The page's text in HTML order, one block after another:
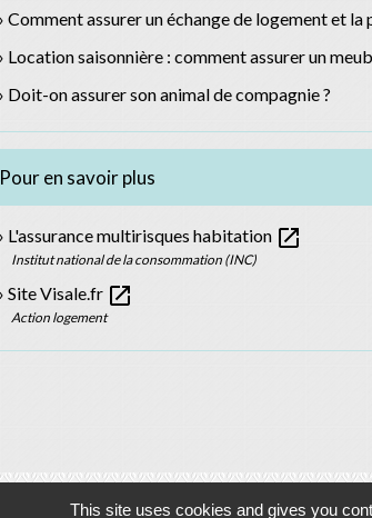
Comment assurer un échange de logement et
Location saisonnière : comment assurer un
Doit-on assurer son animal de compagnie ?
Pour en savoir plus
L'assurance multirisques habitation open_in_new
Institut national de la consommation (INC)
Site Visale.fr open_in_new
Action logement
This site uses cookies and gives you